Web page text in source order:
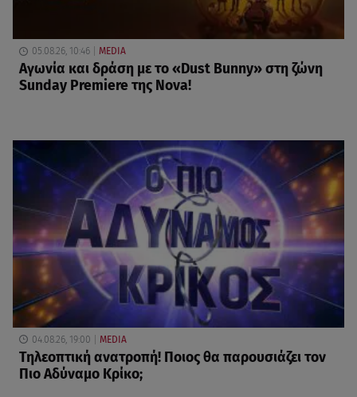
05.08.26, 10:46 MEDIA
Αγωνία και δράση με το «Dust Bunny» στη ζώνη
Sunday Premiere της Nova!
04.08.26, 19:00 MEDIA
Τηλεοπτική ανατροπή! Ποιος θα παρουσιάζει τον
Πιο Αδύναμο Κρίκο;